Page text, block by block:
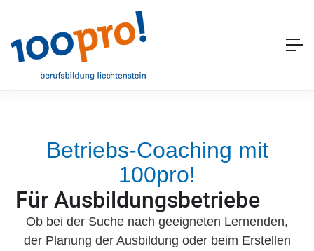
Betriebs-Coaching mit
100pro!
Für Ausbildungsbetriebe
Ob bei der Suche nach geeigneten Lernenden,
der Planung der Ausbildung oder beim Erstellen